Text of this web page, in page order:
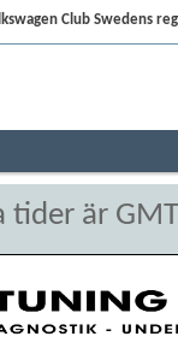
du har
och
alla
att
den
eller
Club Swedens
tider är